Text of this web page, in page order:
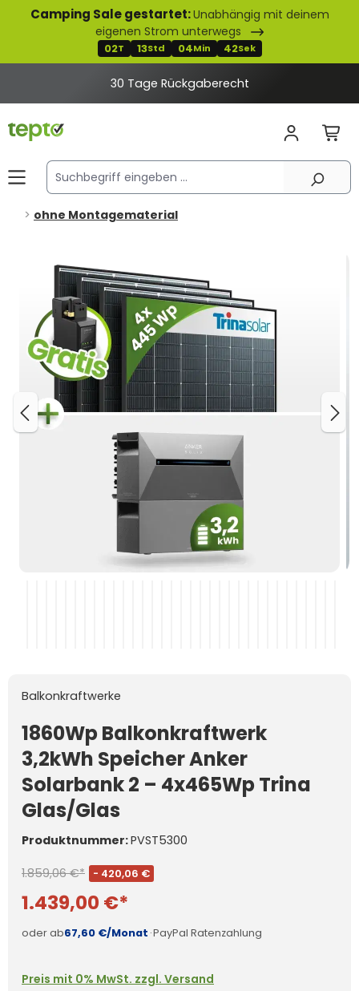
springen
Camping Sale gestartet:Unabhängig mit deinem
eigenen Strom unterwegs
02T 13Std 04Min 41Sek
2% Rabatt bei Banküberweisung
ohne Montagematerial
Balkonkraftwerke
1860Wp Balkonkraftwerk
3,2kWh Speicher Anker
Solarbank 2 – 4x465Wp Trina
Glas/Glas
Produktnummer:PVST5300
1.859,06 €* - 420,06 €
1.439,00 €*
oder ab67,60 €/Monat ·PayPal Ratenzahlung
Preis mit 0% MwSt. zzgl. Versand